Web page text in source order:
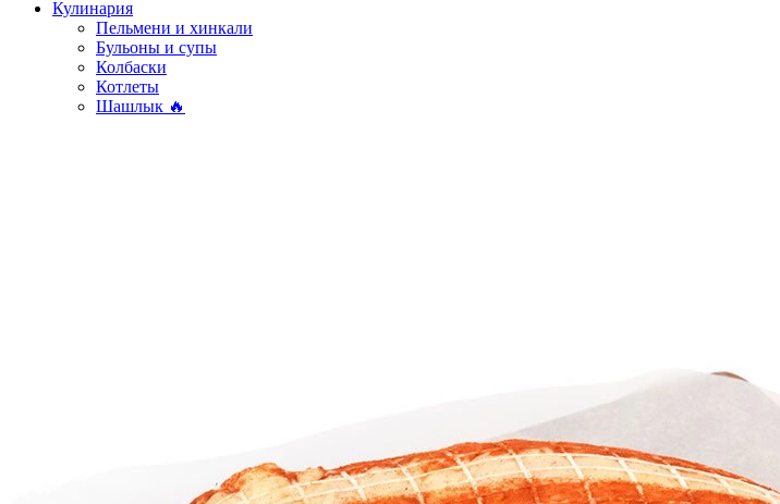
Кулинария
Пельмени и хинкали
Бульоны и супы
Колбаски
Котлеты
Шашлык 🔥